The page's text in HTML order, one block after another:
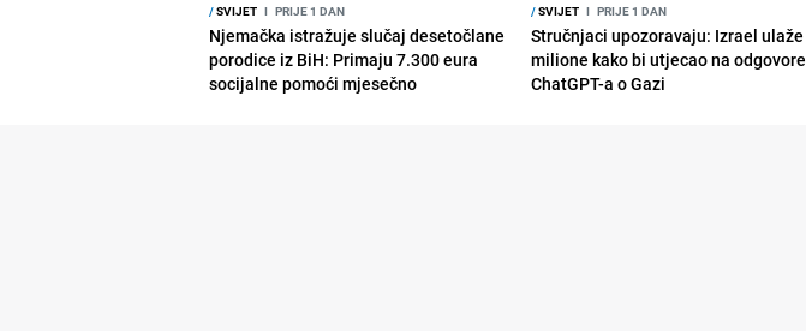
/SVIJET I PRIJE 1 DAN
Njemačka istražuje slučaj desetočlane
porodice iz BiH: Primaju 7.300 eura
socijalne pomoći mjesečno
/SVIJET I PRIJE 1 DAN
Stručnjaci upozoravaju: Izrael ulaže
milione kako bi utjecao na odgovore
ChatGPT-a o Gazi